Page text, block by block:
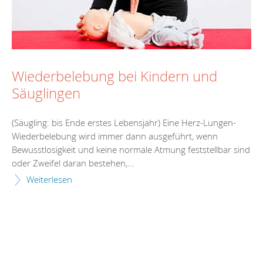
Wiederbelebung bei Kindern und
Säuglingen
(Säugling: bis Ende erstes Lebensjahr) Eine Herz-Lungen-
Wiederbelebung wird immer dann ausgeführt, wenn
Bewusstlosigkeit und keine normale Atmung feststellbar sind
oder Zweifel daran bestehen,...
Weiterlesen